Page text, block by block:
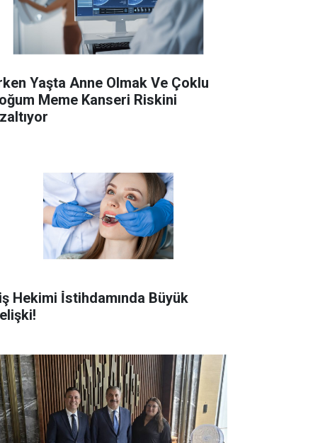
Yaşta Anne Olmak Ve Çoklu
Meme Kanseri Riskini
Hekimi İ̇stihdamında Büyük